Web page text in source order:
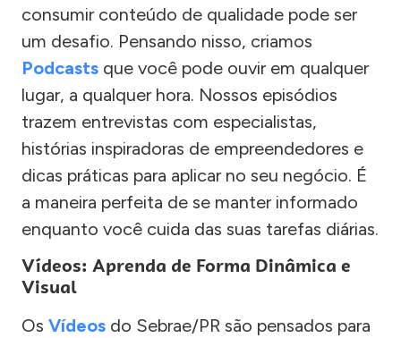
consumir conteúdo de qualidade pode ser
um desafio. Pensando nisso, criamos
Podcasts que você pode ouvir em qualquer
lugar, a qualquer hora. Nossos episódios
trazem entrevistas com especialistas,
histórias inspiradoras de empreendedores e
dicas práticas para aplicar no seu negócio. É
a maneira perfeita de se manter informado
enquanto você cuida das suas tarefas diárias.
Vídeos: Aprenda de Forma Dinâmica e
Visual
Os Vídeos do Sebrae/PR são pensados para